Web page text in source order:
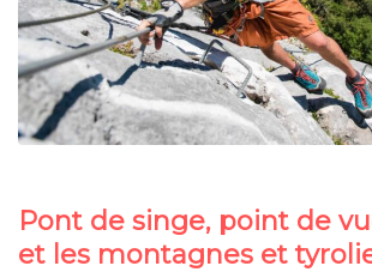
Pont de singe, point de
et les montagnes et